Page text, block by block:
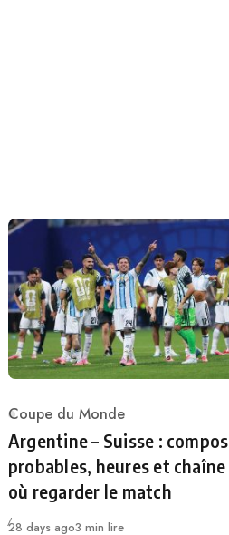
Category
Coupe du Monde
Argentine – Suisse : compos
probables, heures et chaîne
où regarder le match
Publié
28 days ago3 min lire